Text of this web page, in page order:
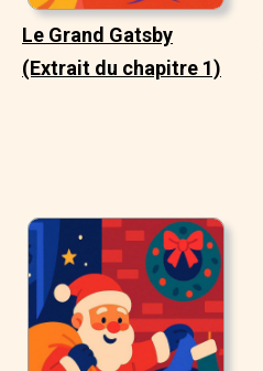
Le Grand Gatsby
(Extrait du chapitre 1)